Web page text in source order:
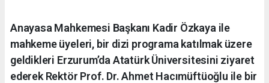
VerenAnayasa Mahkemesi Başkanı Kadir Özkaya ile
mahkeme üyeleri, bir dizi programa katılmak üzere
geldikleri Erzurum’da Atatürk Üniversitesini ziyaret
ederek Rektör Prof. Dr. Ahmet Hacımüftüoğlu ile bir